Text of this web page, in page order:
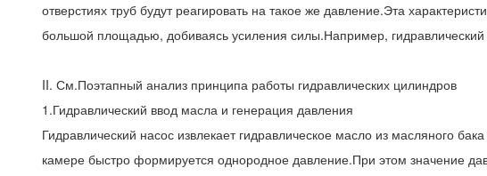
отверстиях труб будут реагировать на такое же давление.Эта
большой площадью, добиваясь усиления силы.Например,
II. См.Поэтапный анализ принципа работы гидравлических цилиндров
1.Гидравлический ввод масла и генерация давления
Гидравлический насос извлекает гидравлическое масло из масляного
камере быстро формируется однородное давление.При этом значение